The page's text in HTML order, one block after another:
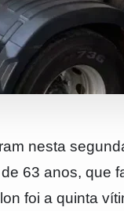
nesta
de 63 anos, que
foi a quinta